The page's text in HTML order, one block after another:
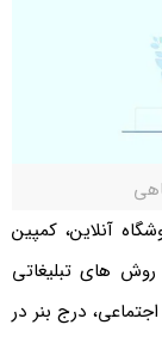
آنلاین، کمپین
های تبلیغاتی
درج بنر در